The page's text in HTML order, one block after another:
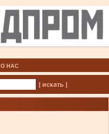
О НАС
| искать |